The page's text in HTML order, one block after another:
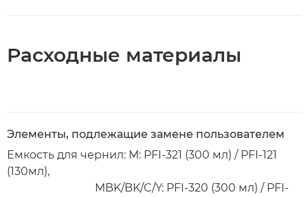
Расходные материалы
Элементы, подлежащие замене пользователем
Емкость для чернил: M: PFI-321 (300 мл) / PFI-121
(130мл),
MBK/BK/C/Y: PFI-320 (300 мл) / PFI-